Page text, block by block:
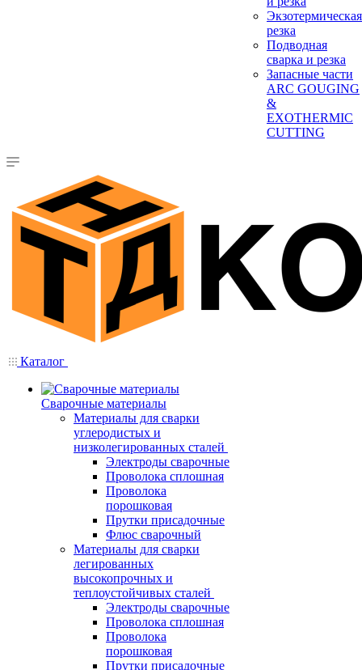
Экзотермическая
резка
Подводная
сварка и резка
Запасные части
ARC GOUGING
&
EXOTHERMIC
CUTTING
Каталог
Сварочные материалы
Материалы для сварки
углеродистых и
низколегированных сталей
Электроды сварочные
Проволока сплошная
Проволока
порошковая
Прутки присадочные
Флюс сварочный
Материалы для сварки
легированных
высокопрочных и
теплоустойчивых сталей
Электроды сварочные
Проволока сплошная
Проволока
порошковая
Прутки присадочные